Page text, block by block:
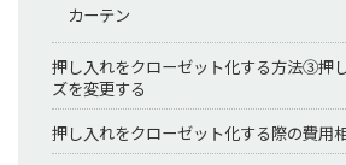
カーテン
押し入れをクローゼット化する方法③押
ズを変更する
押し入れをクローゼット化する際の費用